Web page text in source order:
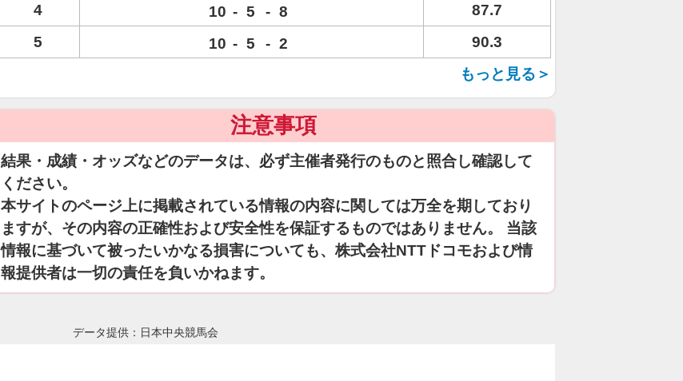
4
10 - 5 - 8
87.7
5
10 - 5 - 2
90.3
もっと見る＞
注意事項
結果・成績・オッズなどのデータは、必ず主催者発行のものと照合し確認して
ください。
本サイトのページ上に掲載されている情報の内容に関しては万全を期しており
ますが、その内容の正確性および安全性を保証するものではありません。 当該
情報に基づいて被ったいかなる損害についても、株式会社NTTドコモおよび情
報提供者は一切の責任を負いかねます。
データ提供：日本中央競馬会